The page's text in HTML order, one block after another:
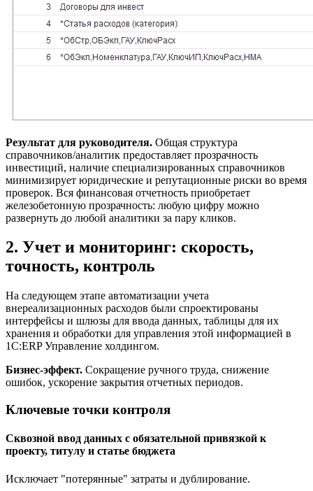
Результат для руководителя. Общая структура
справочников/аналитик предоставляет прозрачность
инвестиций, наличие специализированных справочников
минимизирует юридические и репутационные риски во время
проверок. Вся финансовая отчетность приобретает
железобетонную прозрачность: любую цифру можно
развернуть до любой аналитики за пару кликов.
2. Учет и мониторинг: скорость,
точность, контроль
На следующем этапе автоматизации учета
внереализационных расходов были спроектированы
интерфейсы и шлюзы для ввода данных, таблицы для их
хранения и обработки для управления этой информацией в
1С:ERP Управление холдингом.
Бизнес‑эффект. Сокращение ручного труда, снижение
ошибок, ускорение закрытия отчетных периодов.
Ключевые точки контроля
Сквозной ввод данных с обязательной привязкой к
проекту, титулу и статье бюджета
Исключает "потерянные" затраты и дублирование.